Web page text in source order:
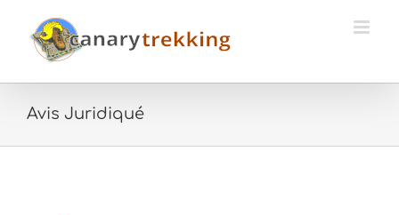
content
Avis Juridiqué